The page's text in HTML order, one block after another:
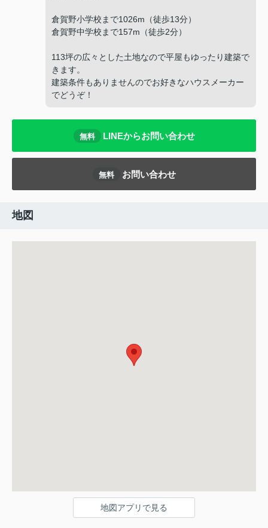
倉賀野小学校まで1026m（徒歩13分）
倉賀野中学校まで157m（徒歩2分）
113坪の広々とした土地なので平屋もゆったり建築で
きます。
建築条件もありませんのでお好きなハウスメーカー
でどうぞ！
無料 LINEからお問い合わせ
無料 お問い合わせ
地図
地図アプリで見る